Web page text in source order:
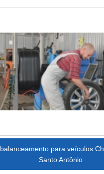
balanceamento para veículos
Santo Antônio